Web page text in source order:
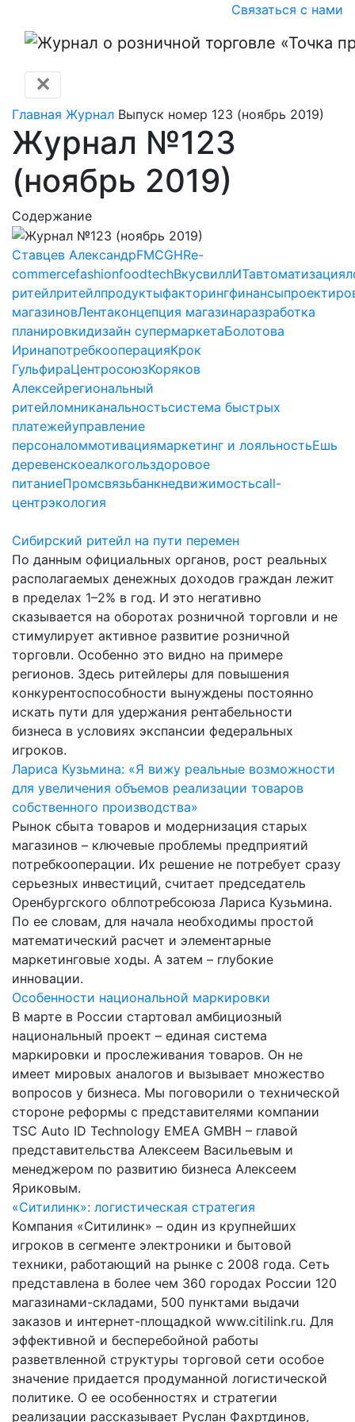
Связаться с нами
✕
Главная Журнал Выпуск номер 123 (ноябрь 2019)
Журнал №123
(ноябрь 2019)
Содержание
Сибирский ритейл на пути перемен
По данным официальных органов, рост реальных
располагаемых денежных доходов граждан лежит
в пределах 1–2% в год. И это не­гативно
сказывается на оборотах розничной торговли и не
стимулирует активное развитие розничной
торговли. Особенно это видно на примере
регионов. Здесь ритейлеры для повышения
конкурентоспособности вынуждены постоянно
искать пути для удержания рентабельности
бизнеса в условиях экспансии федеральных
игроков.
Лариса Кузьмина: «Я вижу реальные возможности
для увеличения объемов реализации товаров
собственного производства»
Рынок сбыта товаров и модернизация старых
магазинов – ключевые проблемы предприятий
потребкооперации. Их решение не потребует сразу
серьезных инвестиций, считает председатель
Оренбургского облпотребсоюза Лариса Кузьмина.
По ее словам, для начала необходимы простой
математический расчет и элементарные
маркетинговые ходы. А затем – глубокие
инновации.
Особенности национальной маркировки
В марте в России стартовал амбициозный
национальный проект – единая система
маркировки и прослеживания товаров. Он не
имеет мировых аналогов и вызывает множество
вопросов у бизнеса. Мы поговорили о технической
стороне реформы с представителями компании
TSC Auto ID Technology EMEA GMBH – главой
представительства Алексеем Васильевым и
менеджером по развитию бизнеса Алексеем
Яриковым.
«Ситилинк»: логистическая стратегия
Компания «Ситилинк» – один из крупнейших
игроков в сегменте электроники и бытовой
техники, работающий на рынке с 2008 года. Сеть
представлена в более чем 360 городах России 120
магазинами-складами, 500 пунктами выдачи
заказов и интернет-площадкой www.citilink.ru. Для
эффективной и бесперебойной работы
разветвленной структуры торговой сети особое
значение придается продуманной логистической
политике. О ее особенностях и стратегии
реализации рассказывает Руслан Фахртдинов,
Ставцев АлександрFMCGHRe-
commercefashionfoodtechВкусвиллИТавтоматизация
ритейлритейлпродуктыфакторингфинансы
магазиновЛентаконцепция магазинаразработка
планировкидизайн супермаркетаБолотова
ИринапотребкооперацияКрок
ГульфираЦентросоюзКоряков
Алексейрегиональный
ритейломниканальностьсистема быстрых
платежейуправление
персоналоммотивациямаркетинг и лояльностьЕшь
деревенскоеалкогольздоровое
питаниеПромсвязьбанкнедвижимостьcall-
центрэкология